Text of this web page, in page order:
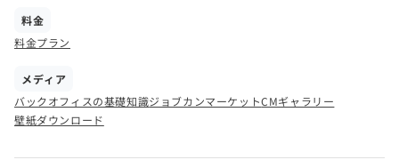
料金
料金プラン
メディア
バックオフィスの基礎知識ジョブカンマーケットCMギャラリー
壁紙ダウンロード